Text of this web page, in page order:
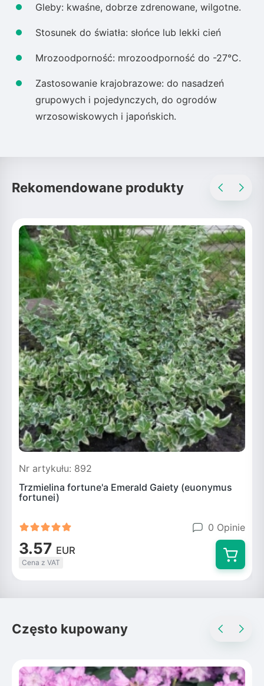
Gleby: kwaśne, dobrze zdrenowane, wilgotne.
Stosunek do światła: słońce lub lekki cień
Mrozoodporność: mrozoodporność do -27°C.
Zastosowanie krajobrazowe: do nasadzeń
grupowych i pojedynczych, do ogrodów
wrzosowiskowych i japońskich.
Rekomendowane produkty
Nr artykułu: 892
Trzmielina fortune'a Emerald Gaiety (euonymus
fortunei)
0 Opinie
3.57 EUR
Cena z VAT
Często kupowany